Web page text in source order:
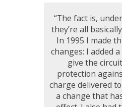
“The fact is,
they’re all
In 1995 I made
changes: I added
give the
protection
charge delivered
a change that